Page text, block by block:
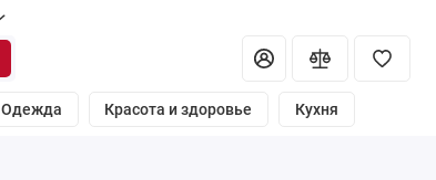
Одежда Красота и здоровье Кухня